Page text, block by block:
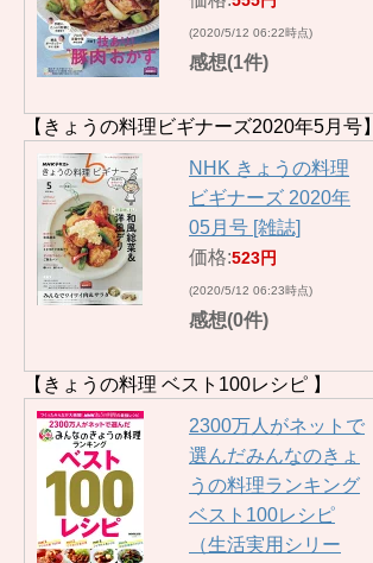
(2020/5/12 06:22時点)
感想(1件)
【きょうの料理ビギナーズ2020年5月号】
NHK きょうの料理
ビギナーズ 2020年
05月号 [雑誌]
価格:523円
(2020/5/12 06:23時点)
感想(0件)
【きょうの料理 ベスト100レシピ 】
2300万人がネットで
選んだみんなのきょ
うの料理ランキング
ベスト100レシピ
（生活実用シリー